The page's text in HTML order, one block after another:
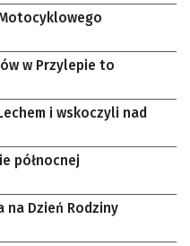
w Przylepie to
i wskoczyli nad
północnej
na Dzień Rodziny